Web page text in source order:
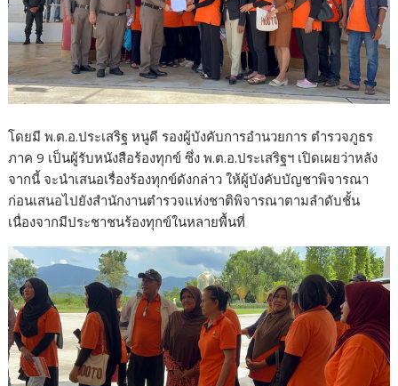
โดยมี พ.ต.อ.ประเสริฐ หนูดี รองผู้บังคับการอำนวยการ ตำรวจภูธร
ภาค 9 เป็นผู้รับหนังสือร้องทุกข์ ซึ่ง พ.ต.อ.ประเสริฐฯ เปิดเผยว่าหลัง
จากนี้ จะนำเสนอเรื่องร้องทุกข์ดังกล่าว ให้ผู้บังคับบัญชาพิจารณา
ก่อนเสนอไปยังสำนักงานตำรวจแห่งชาติพิจารณาตามลำดับชั้น
เนื่องจากมีประชาชนร้องทุกข์ในหลายพื้นที่